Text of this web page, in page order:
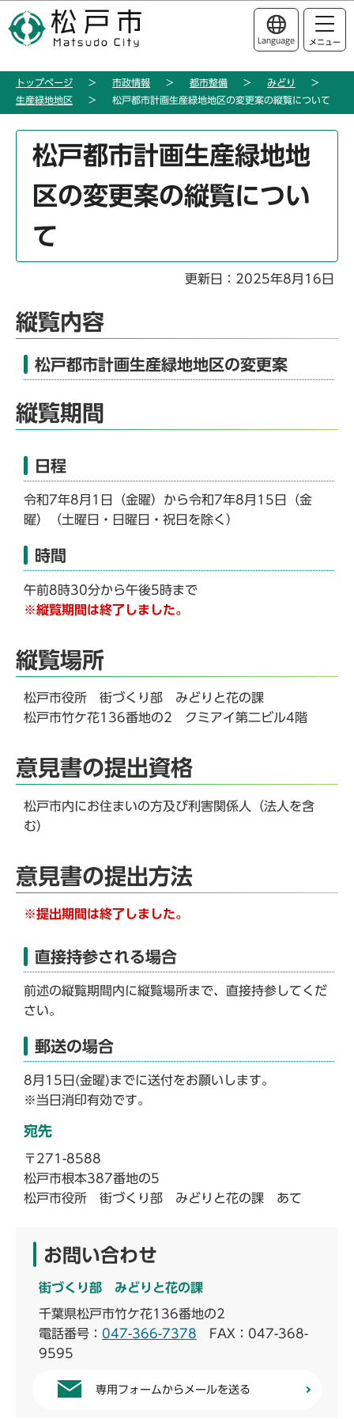
の
ー
このページの本文へ移動
Language メニュー
トップページ 市政情報 都市整備
みどり
生産緑地地区
松戸都市計画生産緑地地区の変更案の縦覧について
松戸都市計画生産緑地地
区の変更案の縦覧につい
て
更新日：2025年8月16日
縦覧内容
松戸都市計画生産緑地地区の変更案
縦覧期間
日程
令和7年8月1日（金曜）から令和7年8月15日（金
曜）（土曜日・日曜日・祝日を除く）
時間
午前8時30分から午後5時まで
※縦覧期間は終了しました。
縦覧場所
松戸市役所 街づくり部 みどりと花の課
松戸市竹ケ花136番地の2 クミアイ第二ビル4階
意見書の提出資格
松戸市内にお住まいの方及び利害関係人（法人を含
む）
意見書の提出方法
※提出期間は終了しました。
直接持参される場合
前述の縦覧期間内に縦覧場所まで、直接持参してくだ
さい。
郵送の場合
8月15日(金曜)までに送付をお願いします。
※当日消印有効です。
宛先
〒271-8588
松戸市根本387番地の5
松戸市役所 街づくり部 みどりと花の課 あて
お問い合わせ
街づくり部 みどりと花の課
千葉県松戸市竹ケ花136番地の2
電話番号： 047-366-7378 FAX：047-368-
9595
専用フォームからメールを送る